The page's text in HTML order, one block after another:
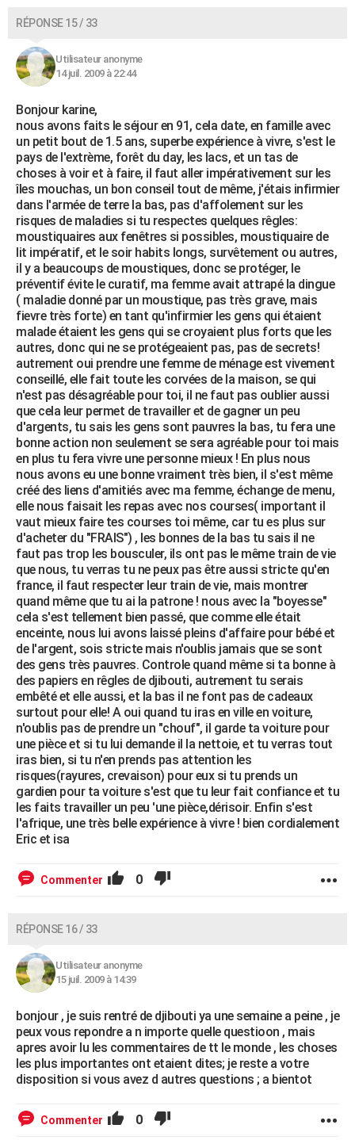
RÉPONSE 15 / 33
Utilisateur anonyme
14 juil. 2009 à 22:44
Bonjour karine,
nous avons faits le séjour en 91, cela date, en famille avec
un petit bout de 1.5 ans, superbe expérience à vivre, s'est le
pays de l'extrème, forêt du day, les lacs, et un tas de
choses à voir et à faire, il faut aller impérativement sur les
îles mouchas, un bon conseil tout de même, j'étais infirmier
dans l'armée de terre la bas, pas d'affolement sur les
risques de maladies si tu respectes quelques rêgles:
moustiquaires aux fenêtres si possibles, moustiquaire de
lit impératif, et le soir habits longs, survêtement ou autres,
il y a beaucoups de moustiques, donc se protéger, le
préventif évite le curatif, ma femme avait attrapé la dingue
( maladie donné par un moustique, pas très grave, mais
fievre très forte) en tant qu'infirmier les gens qui étaient
malade étaient les gens qui se croyaient plus forts que les
autres, donc qui ne se protégeaient pas, pas de secrets!
autrement oui prendre une femme de ménage est vivement
conseillé, elle fait toute les corvées de la maison, se qui
n'est pas désagréable pour toi, il ne faut pas oublier aussi
que cela leur permet de travailler et de gagner un peu
d'argents, tu sais les gens sont pauvres la bas, tu fera une
bonne action non seulement se sera agréable pour toi mais
en plus tu fera vivre une personne mieux ! En plus nous
nous avons eu une bonne vraiment très bien, il s'est même
créé des liens d'amitiés avec ma femme, échange de menu,
elle nous faisait les repas avec nos courses( important il
vaut mieux faire tes courses toi même, car tu es plus sur
d'acheter du "FRAIS") , les bonnes de la bas tu sais il ne
faut pas trop les bousculer, ils ont pas le même train de vie
que nous, tu verras tu ne peux pas être aussi stricte qu'en
france, il faut respecter leur train de vie, mais montrer
quand même que tu ai la patrone ! nous avec la "boyesse"
cela s'est tellement bien passé, que comme elle était
enceinte, nous lui avons laissé pleins d'affaire pour bébé et
de l'argent, sois stricte mais n'oublis jamais que se sont
des gens très pauvres. Controle quand même si ta bonne à
des papiers en rêgles de djibouti, autrement tu serais
embêté et elle aussi, et la bas il ne font pas de cadeaux
surtout pour elle! A oui quand tu iras en ville en voiture,
n'oublis pas de prendre un "chouf", il garde ta voiture pour
une pièce et si tu lui demande il la nettoie, et tu verras tout
iras bien, si tu n'en prends pas attention les
risques(rayures, crevaison) pour eux si tu prends un
gardien pour ta voiture s'est que tu leur fait confiance et tu
les faits travailler un peu 'une pièce,dérisoir. Enfin s'est
l'afrique, une très belle expérience à vivre ! bien cordialement
Eric et isa
Commenter 0
RÉPONSE 16 / 33
Utilisateur anonyme
15 juil. 2009 à 14:39
bonjour , je suis rentré de djibouti ya une semaine a peine , je
peux vous repondre a n importe quelle questioon , mais
apres avoir lu les commentaires de tt le monde , les choses
les plus importantes ont etaient dites; je reste a votre
disposition si vous avez d autres questions ; a bientot
Commenter 0